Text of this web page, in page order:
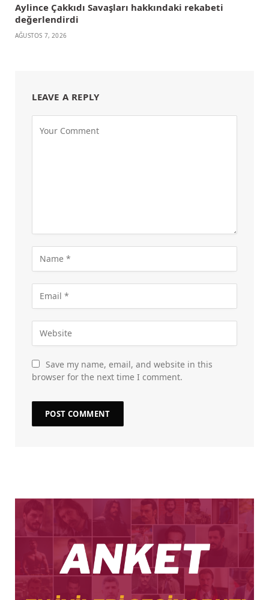
Aylince Çakkıdı Savaşları hakkındaki rekabeti
değerlendirdi
AĞUSTOS 7, 2026
LEAVE A REPLY
Save my name, email, and website in this
browser for the next time I comment.